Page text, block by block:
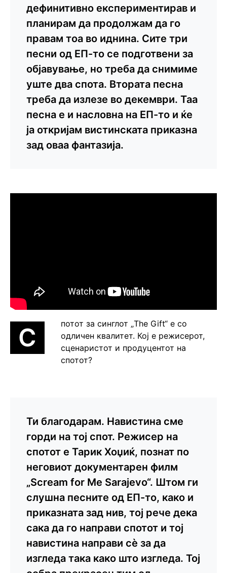
дефинитивно експериментирав и
планирам да продолжам да го
правам тоа во иднина. Сите три
песни од ЕП-то се подготвени за
објавување, но треба да снимиме
уште два спота. Втората песна
треба да излезе во декември. Таа
песна е и насловна на ЕП-то и ќе
ја откријам вистинската приказна
зад оваа фантазија.
С
потот за синглот „The Gift“ е со
одличен квалитет. Кој е режисерот,
сценаристот и продуцентот на
спотот?
Ти благодарам. Навистина сме
горди на тој спот. Режисер на
спотот е Тарик Хоџиќ, познат по
неговиот документарен филм
„Scream for Me Sarajevo“. Штом ги
слушна песните од ЕП-то, како и
приказната зад нив, тој рече дека
сака да го направи спотот и тој
навистина направи сѐ за да
изгледа така како што изгледа. Тој